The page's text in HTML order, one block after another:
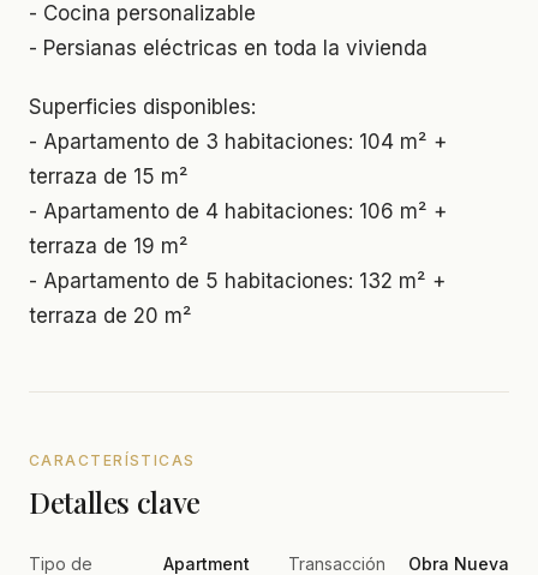
- Cocina personalizable
- Persianas eléctricas en toda la vivienda
Superficies disponibles:
- Apartamento de 3 habitaciones: 104 m² +
terraza de 15 m²
- Apartamento de 4 habitaciones: 106 m² +
terraza de 19 m²
- Apartamento de 5 habitaciones: 132 m² +
terraza de 20 m²
CARACTERÍSTICAS
Detalles clave
Tipo de
Apartment Transacción Obra Nueva